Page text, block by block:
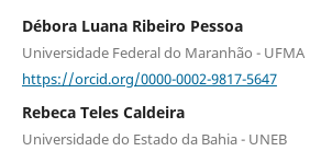
Débora Luana Ribeiro Pessoa
Universidade Federal do Maranhão - UFMA
https://orcid.org/0000-0002-9817-5647
Rebeca Teles Caldeira
Universidade do Estado da Bahia - UNEB